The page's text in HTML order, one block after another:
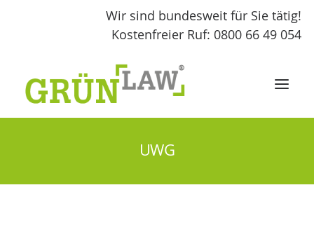
Wir sind bundesweit für Sie tätig!
Kostenfreier Ruf: 0800 66 49 054
UWG